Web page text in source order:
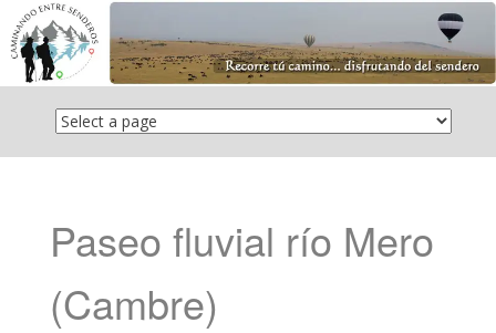
Saltar
contenido
Paseo fluvial río Mero
(Cambre)